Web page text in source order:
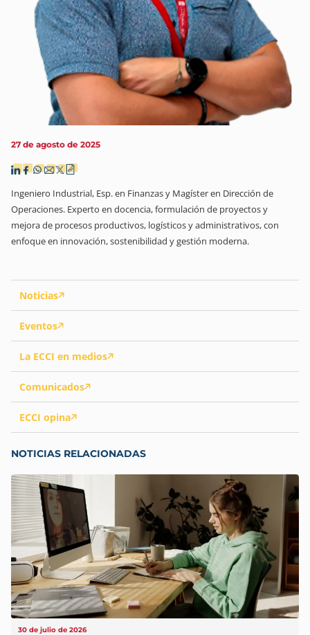
Noticias
Eventos
La ECCI en medios
Comunicados
ECCI opina
NOTICIAS RELACIONADAS
30 de julio de 2026
27 de agosto de 2025
Ingeniero Industrial, Esp. en Finanzas y Magíster en Dirección de
Operaciones. Experto en docencia, formulación de proyectos y
mejora de procesos productivos, logísticos y administrativos, con
enfoque en innovación, sostenibilidad y gestión moderna.